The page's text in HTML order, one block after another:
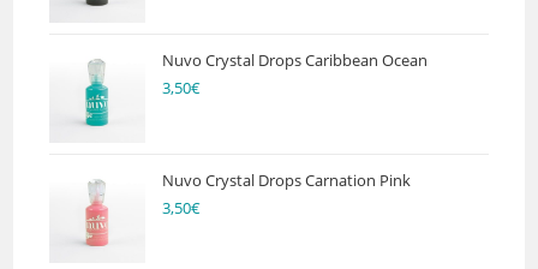
Nuvo Crystal Drops Caribbean Ocean
3,50€
Nuvo Crystal Drops Carnation Pink
3,50€